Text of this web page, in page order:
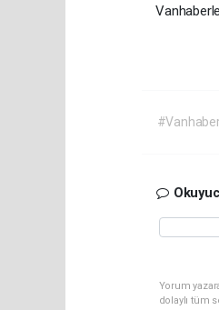
Yorum
dolaylı tüm